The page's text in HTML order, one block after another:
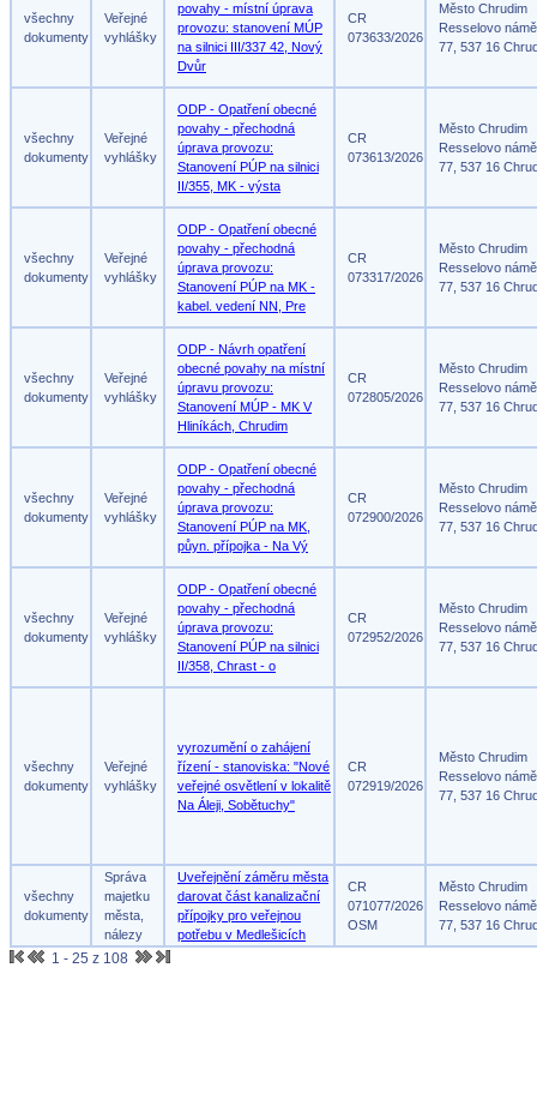
všechny
dokumenty
Veřejné
vyhlášky
povahy - místní úprava
provozu: stanovení MÚP
na silnici III/337 42, Nový
Dvůr
CR
073633/2026
Město Chrudim
Resselovo
77, 537 16
všechny
dokumenty
Veřejné
vyhlášky
ODP - Opatření obecné
povahy - přechodná
úprava provozu:
Stanovení PÚP na silnici
II/355, MK - výsta
CR
073613/2026
Město Chrudim
Resselovo
77, 537 16
všechny
dokumenty
Veřejné
vyhlášky
ODP - Opatření obecné
povahy - přechodná
úprava provozu:
Stanovení PÚP na MK -
kabel. vedení NN, Pre
CR
073317/2026
Město Chrudim
Resselovo
77, 537 16
všechny
dokumenty
Veřejné
vyhlášky
ODP - Návrh opatření
obecné povahy na místní
úpravu provozu:
Stanovení MÚP - MK V
Hliníkách, Chrudim
CR
072805/2026
Město Chrudim
Resselovo
77, 537 16
všechny
dokumenty
Veřejné
vyhlášky
ODP - Opatření obecné
povahy - přechodná
úprava provozu:
Stanovení PÚP na MK,
půyn. přípojka - Na Vý
CR
072900/2026
Město Chrudim
Resselovo
77, 537 16
všechny
dokumenty
Veřejné
vyhlášky
ODP - Opatření obecné
povahy - přechodná
úprava provozu:
Stanovení PÚP na silnici
II/358, Chrast - o
CR
072952/2026
Město Chrudim
Resselovo
77, 537 16
všechny
dokumenty
Veřejné
vyhlášky
vyrozumění o zahájení
řízení - stanoviska: "Nové
veřejné osvětlení v lokalitě
Na Áleji, Sobětuchy"
CR
072919/2026
Město Chrudim
Resselovo
77, 537 16
všechny
dokumenty
Správa
majetku
města,
nálezy
Uveřejnění záměru města
darovat část kanalizační
přípojky pro veřejnou
potřebu v Medlešicích
CR
071077/2026
OSM
Město Chrudim
Resselovo
77, 537 16
1 - 25 z 108